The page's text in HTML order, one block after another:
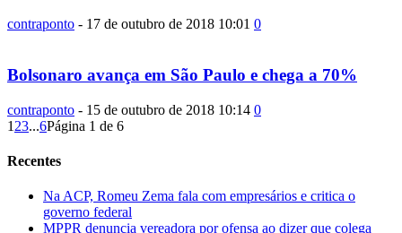
contraponto - 17 de outubro de 2018 10:01 0
Bolsonaro avança em São Paulo e chega a 70%
contraponto - 15 de outubro de 2018 10:14 0
1 23...6Página 1 de 6
Recentes
Na ACP, Romeu Zema fala com empresários e critica o
governo federal
MPPR denuncia vereadora por ofensa ao dizer que colega